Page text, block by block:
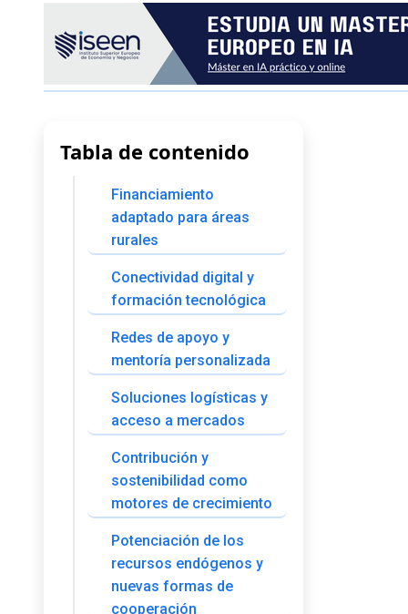
Tabla de contenido
Financiamiento
adaptado para áreas
rurales
Conectividad digital y
formación tecnológica
Redes de apoyo y
mentoría personalizada
Soluciones logísticas y
acceso a mercados
Contribución y
sostenibilidad como
motores de crecimiento
Potenciación de los
recursos endógenos y
nuevas formas de
cooperación